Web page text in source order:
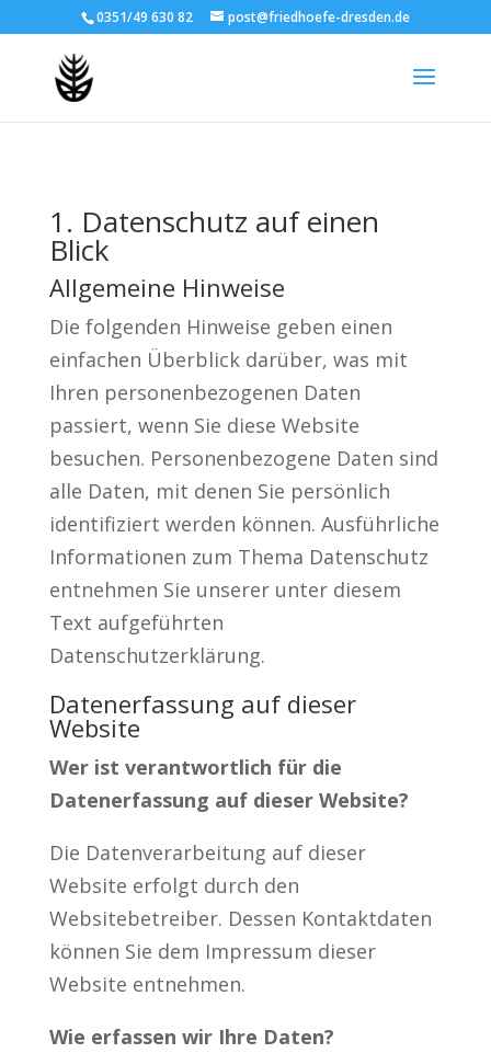
0351/49 630 82 post@friedhoefe-dresden.de
1. Datenschutz auf einen
Blick
Allgemeine Hinweise
Die folgenden Hinweise geben einen
einfachen Überblick darüber, was mit
Ihren personenbezogenen Daten
passiert, wenn Sie diese Website
besuchen. Personenbezogene Daten sind
alle Daten, mit denen Sie persönlich
identifiziert werden können. Ausführliche
Informationen zum Thema Datenschutz
entnehmen Sie unserer unter diesem
Text aufgeführten
Datenschutzerklärung.
Datenerfassung auf dieser
Website
Wer ist verantwortlich für die
Datenerfassung auf dieser Website?
Die Datenverarbeitung auf dieser
Website erfolgt durch den
Websitebetreiber. Dessen Kontaktdaten
können Sie dem Impressum dieser
Website entnehmen.
Wie erfassen wir Ihre Daten?